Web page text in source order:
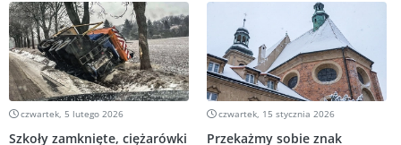
czwartek, 5 lutego 2026
Szkoły zamknięte, ciężarówki
czwartek, 15 stycznia 2026
Przekażmy sobie znak